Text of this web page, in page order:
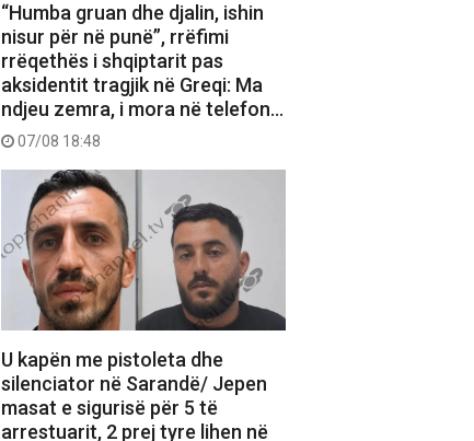
“Humba gruan dhe djalin, ishin
nisur për në punë”, rrëfimi
rrëqethës i shqiptarit pas
aksidentit tragjik në Greqi: Ma
ndjeu zemra, i mora në telefon…
07/08 18:48
U kapën me pistoleta dhe
silenciator në Sarandë/ Jepen
masat e sigurisë për 5 të
arrestuarit, 2 prej tyre lihen në